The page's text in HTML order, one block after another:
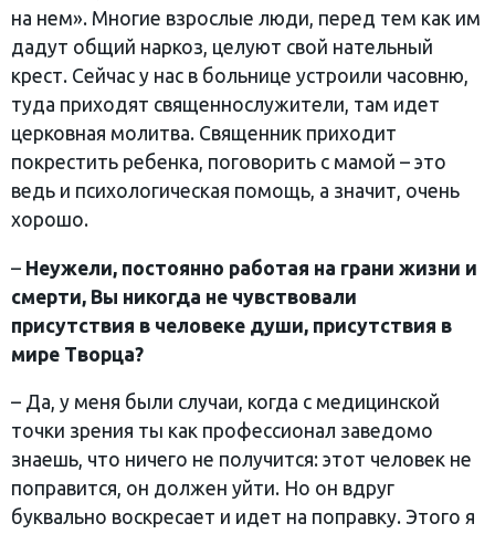
на нем». Многие взрослые люди, перед тем как им
дадут общий наркоз, целуют свой нательный
крест. Сейчас у нас в больнице устроили часовню,
туда приходят священнослужители, там идет
церковная молитва. Священник приходит
покрестить ребенка, поговорить с мамой – это
ведь и психологическая помощь, а значит, очень
хорошо.
– Неужели, постоянно работая на грани жизни и
смерти, Вы никогда не чувствовали
присутствия в человеке души, присутствия в
мире Творца?
– Да, у меня были случаи, когда с медицинской
точки зрения ты как профессионал заведомо
знаешь, что ничего не получится: этот человек не
поправится, он должен уйти. Но он вдруг
буквально воскресает и идет на поправку. Этого я